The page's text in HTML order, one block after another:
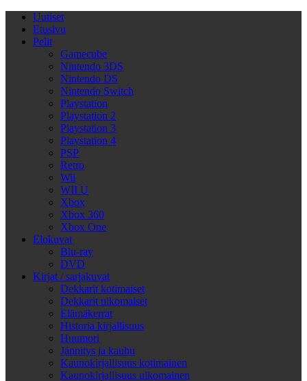
Uutiset
Etusivu
Pelit
Gamecube
Nintendo 3DS
Nintendo DS
Nintendo Switch
Playstation
Playstation 2
Playstation 3
Playstation 4
PSP
Retro
Wii
WII U
Xbox
Xbox 360
Xbox One
Elokuvat
Blu-ray
DVD
Kirjat / sarjakuvat
Dekkarit kotimaiset
Dekkarit ulkomaiset
Elämäkerrat
Historia kirjallisuus
Huumori
Jännitys ja kauhu
Kaunokirjallisuus kotimainen
Kaunokirjallisuus ulkomainen